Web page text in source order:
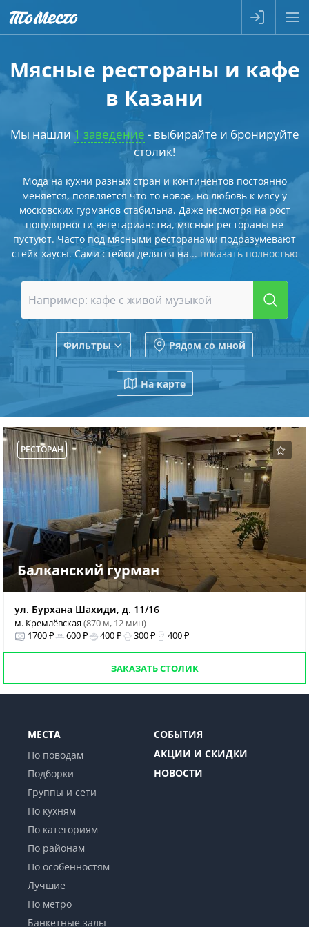
Мясные рестораны и кафе
в Казани
Мы нашли 1 заведение - выбирайте и бронируйте
столик!
Мода на кухни разных стран и континентов постоянно
меняется, появляется что-то новое, но любовь к мясу у
московских гурманов стабильна. Даже несмотря на рост
популярности вегетарианства, мясные рестораны не
пустуют. Часто под мясными ресторанами подразумевают
стейк-хаусы. Cами стейки делятся на... показать полностью
Фильтры Рядом со мной
На карте
РЕСТОРАН
Балканский гурман
ул. Бурхана Шахиди, д. 11/16
м. Кремлёвская(870 м, 12 мин)
1700 ₽
600 ₽ 400 ₽ 300 ₽ 400 ₽
ЗАКАЗАТЬ СТОЛИК
МЕСТА
По поводам
Подборки
Группы и сети
По кухням
По категориям
По районам
По особенностям
Лучшие
По метро
Банкетные залы
СОБЫТИЯ
АКЦИИ И СКИДКИ
НОВОСТИ